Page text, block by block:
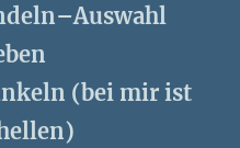
(bei mir ist